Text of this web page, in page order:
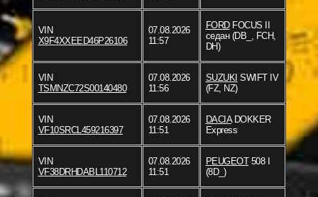
VIN
X9F4XXEED46P26106
07.08.2026
11:57
FORDFOCUS II
седан (DB_, FCH,
DH)
VIN
TSMNZC72S00140480
07.08.2026
11:56
SUZUKI SWIFT IV
(FZ, NZ)
VIN
VF10SRCL459216397
07.08.2026
11:51
DACIADOKKER
Express
VIN
VF38DRHDABL110712
07.08.2026
11:51
PEUGEOT508 I
(8D_)